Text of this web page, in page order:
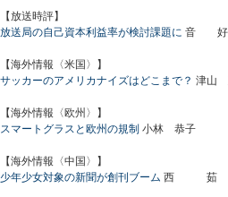
【放送時評】
放送局の自己資本利益率が検討課題に 音 好
【海外情報〈米国〉】
サッカーのアメリカナイズはどこまで？ 津山
【海外情報〈欧州〉】
スマートグラスと欧州の規制 小林 恭子
【海外情報〈中国〉】
少年少女対象の新聞が創刊ブーム 西 茹